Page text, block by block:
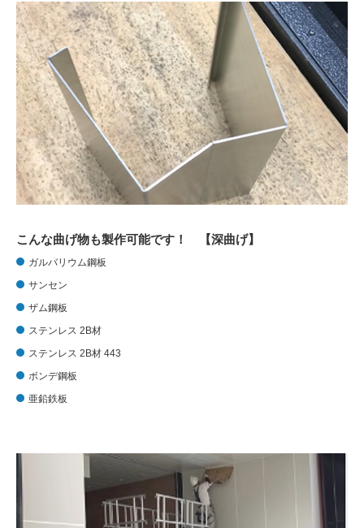
こんな曲げ物も製作可能です！ 【深曲げ】
ガルバリウム鋼板
サンセン
ザム鋼板
ステンレス 2B材
ステンレス 2B材 443
ボンデ鋼板
亜鉛鉄板